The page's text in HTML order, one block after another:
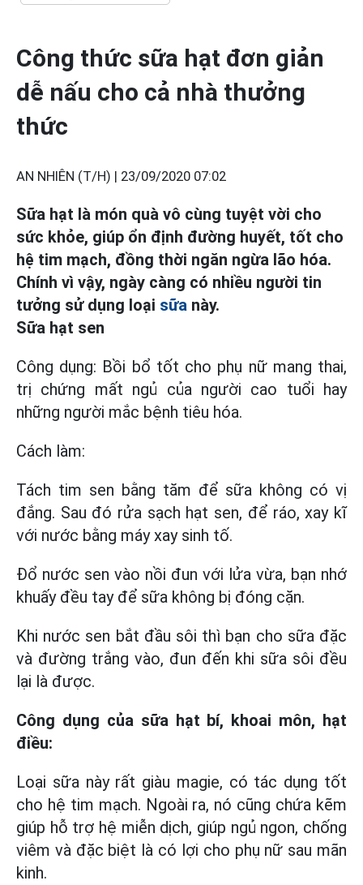
Công thức sữa hạt đơn giản
dễ nấu cho cả nhà thưởng
thức
AN NHIÊN (T/H) | 23/09/2020 07:02
Sữa hạt là món quà vô cùng tuyệt vời cho
sức khỏe, giúp ổn định đường huyết, tốt cho
hệ tim mạch, đồng thời ngăn ngừa lão hóa.
Chính vì vậy, ngày càng có nhiều người tin
tưởng sử dụng loại sữa này.
Sữa hạt sen
Công dụng: Bồi bổ tốt cho phụ nữ mang thai,
trị chứng mất ngủ của người cao tuổi hay
những người mắc bệnh tiêu hóa.
Cách làm:
Tách tim sen bằng tăm để sữa không có vị
đắng. Sau đó rửa sạch hạt sen, để ráo, xay kĩ
với nước bằng máy xay sinh tố.
Đổ nước sen vào nồi đun với lửa vừa, bạn nhớ
khuấy đều tay để sữa không bị đóng cặn.
Khi nước sen bắt đầu sôi thì bạn cho sữa đặc
và đường trắng vào, đun đến khi sữa sôi đều
lại là được.
Công dụng của sữa hạt bí, khoai môn, hạt
điều:
Loại sữa này rất giàu magie, có tác dụng tốt
cho hệ tim mạch. Ngoài ra, nó cũng chứa kẽm
giúp hỗ trợ hệ miễn dịch, giúp ngủ ngon, chống
viêm và đặc biệt là có lợi cho phụ nữ sau mãn
kinh.